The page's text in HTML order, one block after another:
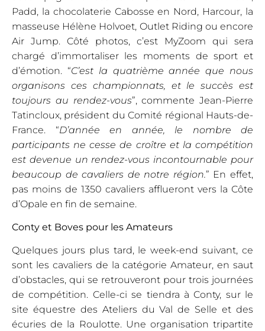
Padd, la chocolaterie Cabosse en Nord, Harcour, la
masseuse Hélène Holvoet, Outlet Riding ou encore
Air Jump. Côté photos, c’est MyZoom qui sera
chargé d’immortaliser les moments de sport et
d’émotion. “C’est la quatrième année que nous
organisons ces championnats, et le succès est
toujours au rendez-vous”, commente Jean-Pierre
Tatincloux, président du Comité régional Hauts-de-
France. “D’année en année, le nombre de
participants ne cesse de croître et la compétition
est devenue un rendez-vous incontournable pour
beaucoup de cavaliers de notre région.” En effet,
pas moins de 1350 cavaliers afflueront vers la Côte
d’Opale en fin de semaine.
Conty et Boves pour les Amateurs
Quelques jours plus tard, le week-end suivant, ce
sont les cavaliers de la catégorie Amateur, en saut
d’obstacles, qui se retrouveront pour trois journées
de compétition. Celle-ci se tiendra à Conty, sur le
site équestre des Ateliers du Val de Selle et des
écuries de la Roulotte. Une organisation tripartite